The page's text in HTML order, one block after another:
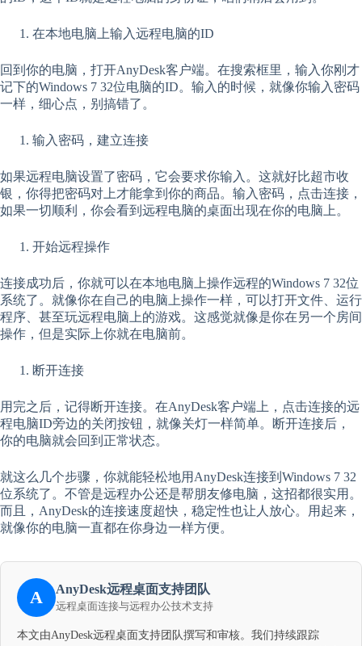
在本地电脑上输入远程电脑的ID
回到你的电脑，打开AnyDesk客户端。在搜索框里，输入你刚才
记下的Windows 7 32位电脑的ID。输入的时候，就像你输入密码
一样，细心点，别搞错了。
输入密码，建立连接
如果远程电脑设置了密码，它会要求你输入。这就好比超市收
银，你得把密码对上才能拿到你的商品。输入密码，点击连接，
如果一切顺利，你会看到远程电脑的桌面出现在你的电脑上。
开始远程操作
连接成功后，你就可以在本地电脑上操作远程的Windows 7 32位
系统了。就像你在自己的电脑上操作一样，可以打开文件、运行
程序、甚至玩远程电脑上的游戏。这感觉就像是你在另一个房间
操作，但是实际上你就在电脑前。
断开连接
用完之后，记得断开连接。在AnyDesk客户端上，点击连接的远
程电脑ID旁边的关闭按钮，就像关灯一样简单。断开连接后，
你的电脑就会回到正常状态。
就这么几个步骤，你就能轻松地用AnyDesk连接到Windows 7 32
位系统了。不管是远程办公还是帮朋友修电脑，这招都很实用。
而且，AnyDesk的连接速度超快，稳定性也让人放心。用起来，
就像你的电脑一直都在你身边一样方便。
A AnyDesk远程桌面支持团队
远程桌面连接与远程办公技术支持
本文由AnyDesk远程桌面支持团队撰写和审核。我们持续跟踪